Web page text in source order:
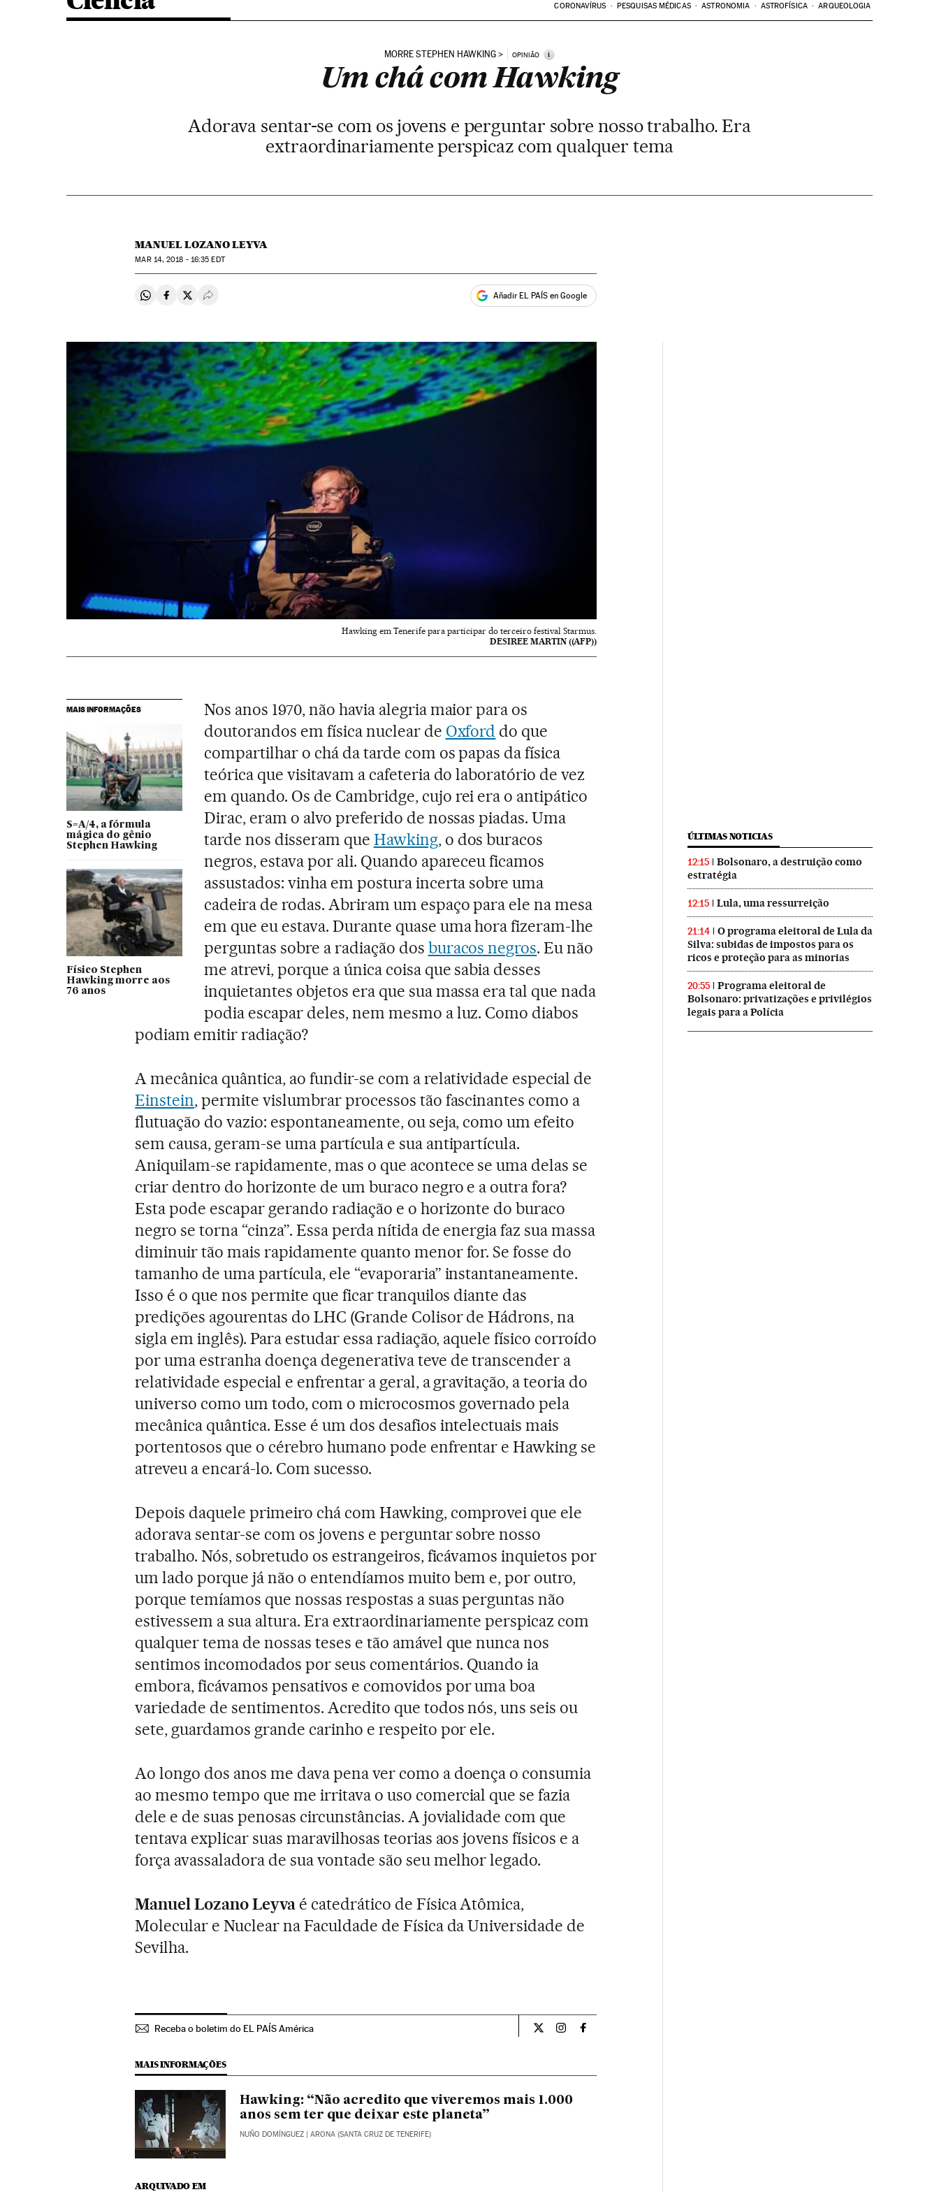
CORONAVÍRUS PESQUISAS MÉDICAS ASTRONOMIA ASTROFÍSICA ARQUEOLOGIA
MORRE STEPHEN HAWKING OPINIÃO i
Um chá com Hawking
Adorava sentar-se com os jovens e perguntar sobre nosso trabalho. Era
extraordinariamente perspicaz com qualquer tema
MANUEL LOZANO LEYVA
MAR14, 2018 - 16:35 EDT
Compartir en Whatsapp
Compartir en Facebook
Compartir en Twitter
Desplegar Redes Sociales Añadir EL PAÍS en Google
Hawking em Tenerife para participar do terceiro festival Starmus.
DESIREE MARTIN ((AFP))
MAIS INFORMAÇÕES
S=A/4, a fórmula
mágica do gênio
Stephen Hawking
Físico Stephen
Hawking morre aos
76 anos
Nos anos 1970, não havia alegria maior para os
doutorandos em física nuclear de Oxford do que
compartilhar o chá da tarde com os papas da física
teórica que visitavam a cafeteria do laboratório de vez
em quando. Os de Cambridge, cujo rei era o antipático
Dirac, eram o alvo preferido de nossas piadas. Uma
tarde nos disseram que Hawking, o dos buracos
negros, estava por ali. Quando apareceu ficamos
assustados: vinha em postura incerta sobre uma
cadeira de rodas. Abriram um espaço para ele na mesa
em que eu estava. Durante quase uma hora fizeram-lhe
perguntas sobre a radiação dos buracos negros. Eu não
me atrevi, porque a única coisa que sabia desses
inquietantes objetos era que sua massa era tal que nada
podia escapar deles, nem mesmo a luz. Como diabos
podiam emitir radiação?
A mecânica quântica, ao fundir-se com a relatividade especial de
Einstein, permite vislumbrar processos tão fascinantes como a
flutuação do vazio: espontaneamente, ou seja, como um efeito
sem causa, geram-se uma partícula e sua antipartícula.
Aniquilam-se rapidamente, mas o que acontece se uma delas se
criar dentro do horizonte de um buraco negro e a outra fora?
Esta pode escapar gerando radiação e o horizonte do buraco
negro se torna “cinza”. Essa perda nítida de energia faz sua massa
diminuir tão mais rapidamente quanto menor for. Se fosse do
tamanho de uma partícula, ele “evaporaria” instantaneamente.
Isso é o que nos permite que ficar tranquilos diante das
predições agourentas do LHC (Grande Colisor de Hádrons, na
sigla em inglês). Para estudar essa radiação, aquele físico corroído
por uma estranha doença degenerativa teve de transcender a
relatividade especial e enfrentar a geral, a gravitação, a teoria do
universo como um todo, com o microcosmos governado pela
mecânica quântica. Esse é um dos desafios intelectuais mais
portentosos que o cérebro humano pode enfrentar e Hawking se
atreveu a encará-lo. Com sucesso.
Depois daquele primeiro chá com Hawking, comprovei que ele
adorava sentar-se com os jovens e perguntar sobre nosso
trabalho. Nós, sobretudo os estrangeiros, ficávamos inquietos por
um lado porque já não o entendíamos muito bem e, por outro,
porque temíamos que nossas respostas a suas perguntas não
estivessem a sua altura. Era extraordinariamente perspicaz com
qualquer tema de nossas teses e tão amável que nunca nos
sentimos incomodados por seus comentários. Quando ia
embora, ficávamos pensativos e comovidos por uma boa
variedade de sentimentos. Acredito que todos nós, uns seis ou
sete, guardamos grande carinho e respeito por ele.
Ao longo dos anos me dava pena ver como a doença o consumia
ao mesmo tempo que me irritava o uso comercial que se fazia
dele e de suas penosas circunstâncias. A jovialidade com que
tentava explicar suas maravilhosas teorias aos jovens físicos e a
força avassaladora de sua vontade são seu melhor legado.
Manuel Lozano Leyva é catedrático de Física Atômica,
Molecular e Nuclear na Faculdade de Física da Universidade de
Sevilha.
Receba o boletim do EL PAÍS América Ciencia El País Brasil en Twitter
Ciencia El País Brasil en Instagram
Ciencia El País Brasil en Facebook
MAIS INFORMAÇÕES
Hawking: “Não acredito que viveremos mais 1.000
anos sem ter que deixar este planeta”
NUÑO DOMÍNGUEZ | ARONA (SANTA CRUZ DE TENERIFE)
ARQUIVADO EM
ÚLTIMAS NOTICIAS
12:15
Bolsonaro, a destruição como
estratégia
12:15 Lula, uma ressurreição
21:14
O programa eleitoral de Lula da
Silva: subidas de impostos para os
ricos e proteção para as minorias
20:55
Programa eleitoral de
Bolsonaro: privatizações e privilégios
legais para a Polícia